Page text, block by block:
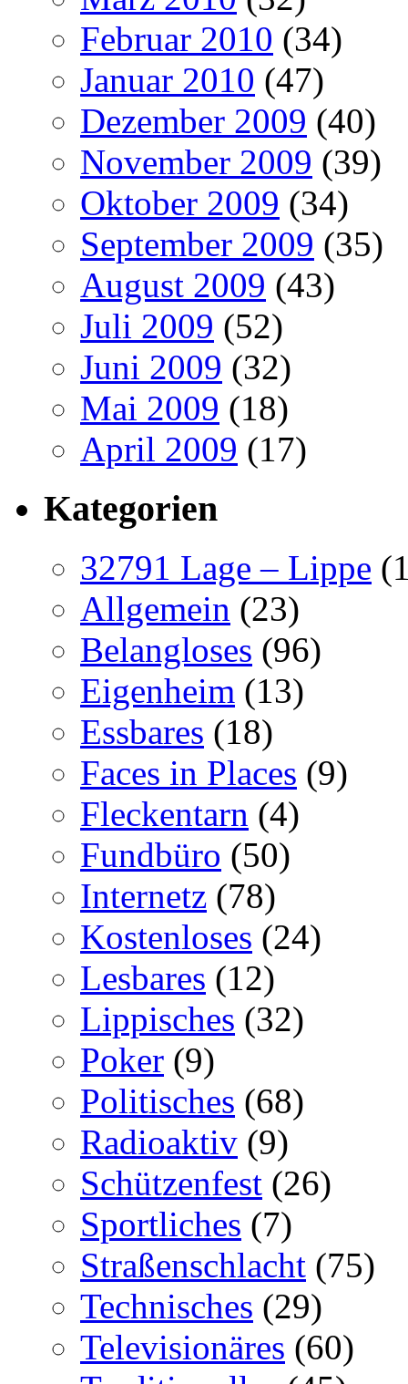
Februar 2010 (34)
Januar 2010 (47)
Dezember 2009 (40)
November 2009 (39)
Oktober 2009 (34)
September 2009 (35)
August 2009 (43)
Juli 2009 (52)
Juni 2009 (32)
Mai 2009 (18)
April 2009 (17)
Kategorien
32791 Lage – Lippe
Allgemein (23)
Belangloses (96)
Eigenheim (13)
Essbares (18)
Faces in Places (9)
Fleckentarn (4)
Fundbüro (50)
Internetz (78)
Kostenloses (24)
Lesbares (12)
Lippisches (32)
Poker (9)
Politisches (68)
Radioaktiv (9)
Schützenfest (26)
Sportliches (7)
Straßenschlacht (75)
Technisches (29)
Televisionäres (60)